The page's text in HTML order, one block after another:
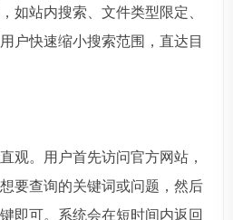
如站内搜索、文件类型限定、
户快速缩小搜索范围，直达目
观。用户首先访问官方网站，
要查询的关键词或问题，然后
即可。系统会在短时间内返回